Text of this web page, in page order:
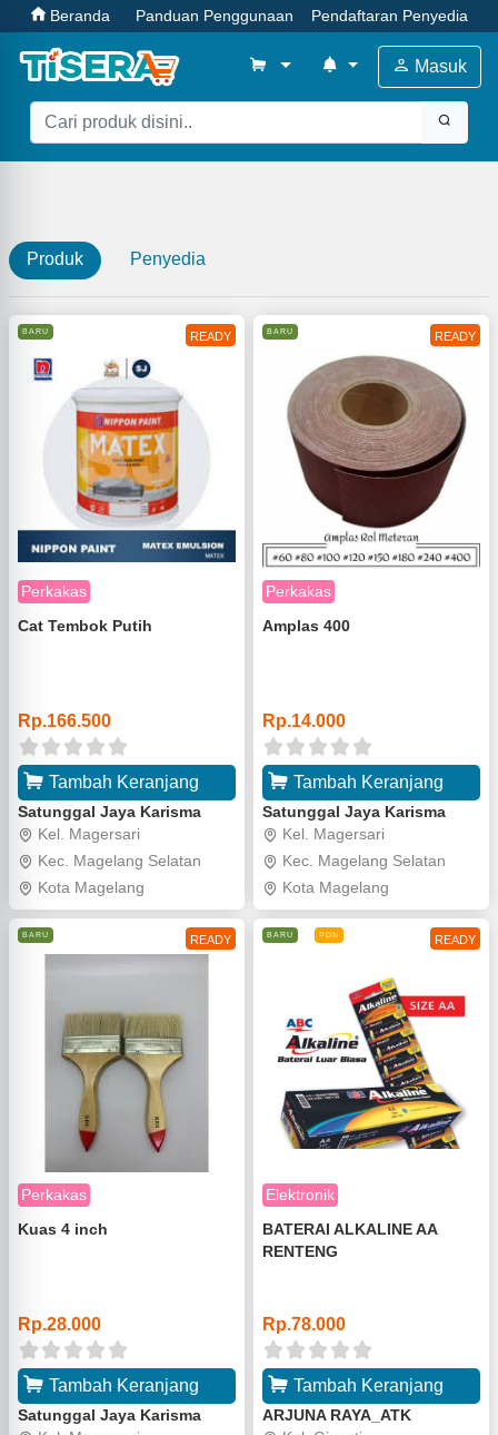
Beranda Panduan Penggunaan Pendaftaran Penyedia
Masuk
Produk Penyedia
READY
BARU
Perkakas
Cat Tembok Putih
Rp.166.500
Tambah Keranjang
Satunggal Jaya Karisma
Kel. Magersari
Kec. Magelang Selatan
Kota Magelang
READY
BARU
Perkakas
Amplas 400
Rp.14.000
Tambah Keranjang
Satunggal Jaya Karisma
Kel. Magersari
Kec. Magelang Selatan
Kota Magelang
READY
BARU
Perkakas
Kuas 4 inch
Rp.28.000
Tambah Keranjang
Satunggal Jaya Karisma
READY
BARU PDN
Elektronik
BATERAI ALKALINE AA
RENTENG
Rp.78.000
Tambah Keranjang
ARJUNA RAYA_ATK